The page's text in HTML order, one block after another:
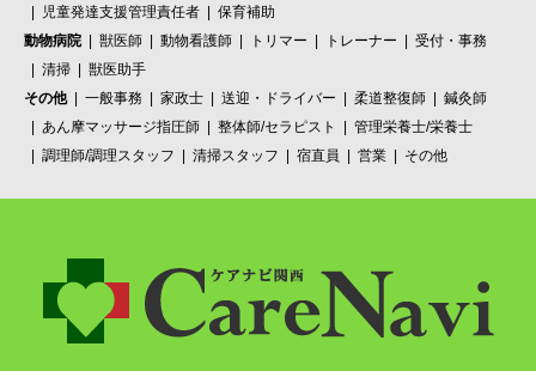
児童発達支援管理責任者
保育補助
動物病院
獣医師 動物看護師 トリマー トレーナー
受付・事務
清掃
獣医助手
その他
一般事務 家政士 送迎・ドライバー 柔道整復師
鍼灸師
あん摩マッサージ指圧師
整体師/セラピスト
管理栄養士/栄養士
調理師/調理スタッフ
清掃スタッフ 宿直員 営業 その他